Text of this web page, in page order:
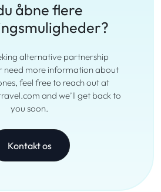
åbne flere
alternative partnership
need more information about
feel free to reach out at
and we’ll get back to
you soon.
Kontakt os